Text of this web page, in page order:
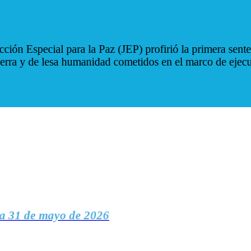
Especial para la Paz (JEP) profirió la primera
y de lesa humanidad cometidos en el marco de
31 de mayo de 2026